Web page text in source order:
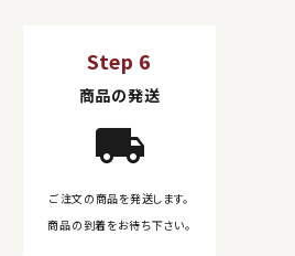
Step 6
商品の発送
local_shipping
ご注文の商品を発送します。
商品の到着をお待ち下さい。